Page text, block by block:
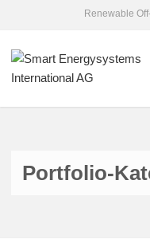
Renewable
Portfolio-